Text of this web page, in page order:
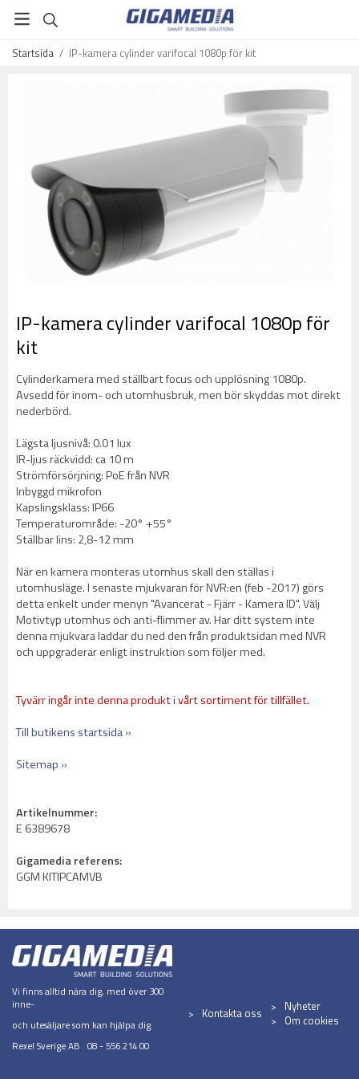
Startsida / IP-kamera cylinder varifocal 1080p för kit
IP-kamera cylinder varifocal 1080p för
kit
Cylinderkamera med ställbart focus och upplösning 1080p.
Avsedd för inom- och utomhusbruk, men bör skyddas mot direkt
nederbörd.
Lägsta ljusnivå: 0.01 lux
IR-ljus räckvidd: ca 10 m
Strömförsörjning: PoE från NVR
Inbyggd mikrofon
Kapslingsklass: IP66
Temperaturområde: -20° +55°
Ställbar lins: 2,8-12 mm
När en kamera monteras utomhus skall den ställas i
utomhusläge. I senaste mjukvaran för NVR:en (feb -2017) görs
detta enkelt under menyn "Avancerat - Fjärr - Kamera ID". Välj
Motivtyp utomhus och anti-flimmer av. Har ditt system inte
denna mjukvara laddar du ned den från produktsidan med NVR
och uppgraderar enligt instruktion som följer med.
Tyvärr ingår inte denna produkt i vårt sortiment för tillfället.
Till butikens startsida »
Sitemap »
Artikelnummer:
E 6389678
Gigamedia referens:
GGM KITIPCAMVB
Vi finns alltid nära dig, med över 300
inne-
och utesäljare som kan hjälpa dig.
Rexel Sverige AB 08 - 556 214 00
Kontakta oss
Nyheter
Om cookies